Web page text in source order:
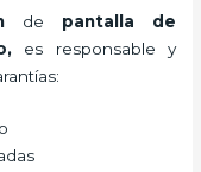
de
pantalla de
es responsable y